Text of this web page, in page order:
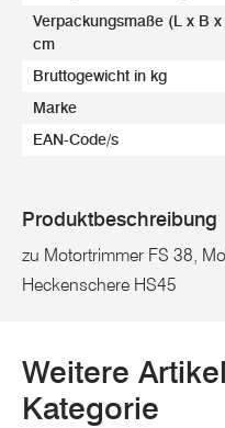
Verpackungsmaße (L x B
cm
Bruttogewicht in kg
Marke
EAN-Code/s
Produktbeschreibung
zu Motortrimmer FS 38,
Heckenschere HS45
Weitere
Kategorie